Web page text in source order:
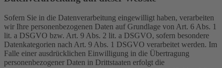
Sofern Sie in die Datenverarbeitung eingewilligt haben, verarbeiten
wir Ihre personenbezogenen Daten auf Grundlage von Art. 6 Abs. 1
lit. a DSGVO bzw. Art. 9 Abs. 2 lit. a DSGVO, sofern besondere
Datenkategorien nach Art. 9 Abs. 1 DSGVO verarbeitet werden. Im
Falle einer ausdrücklichen Einwilligung in die Übertragung
personenbezogener Daten in Drittstaaten erfolgt die